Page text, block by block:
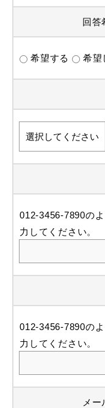
回答
希望する 希望
012-3456-7890の
力してください。
012-3456-7890の
力してください。
メー